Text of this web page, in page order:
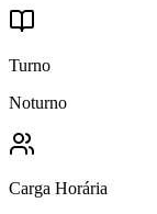
Turno
Noturno
Carga Horária